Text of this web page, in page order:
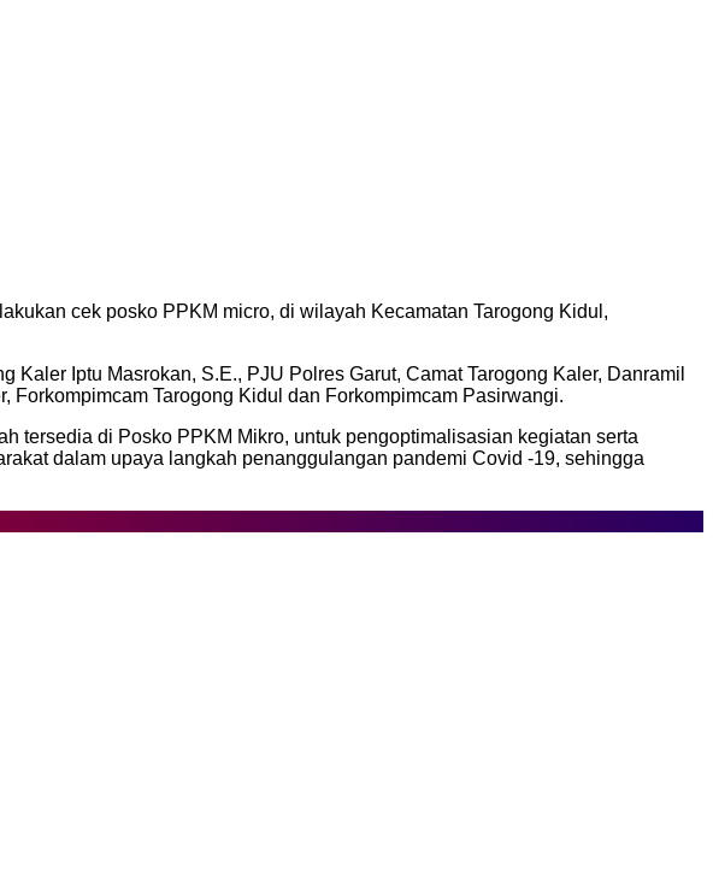
cek posko PPKM micro, di wilayah Kecamatan Tarogong Kidul,
Iptu Masrokan, S.E., PJU Polres Garut, Camat Tarogong Kaler, Danramil
Forkompimcam Tarogong Kidul dan Forkompimcam Pasirwangi.
tersedia di Posko PPKM Mikro, untuk pengoptimalisasian kegiatan serta
dalam upaya langkah penanggulangan pandemi Covid -19, sehingga